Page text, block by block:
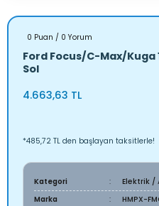
0 Puan / 0 Yorum
Ford Focus/C-Max/Kuga
Sol
4.663,63 TL
*485,72 TL den başlayan taksitlerle!
Kategori
Elektrik /
Marka
HMPX-